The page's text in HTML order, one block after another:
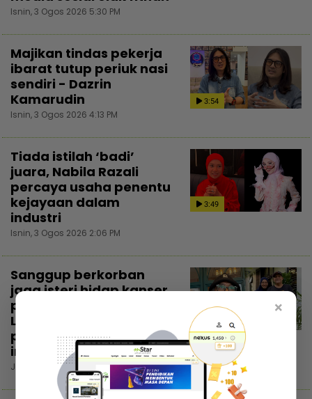
Isnin, 3 Ogos 2026 5:30 PM
3:54
Majikan tindas pekerja
ibarat tutup periuk nasi
sendiri - Dazrin
Kamarudin
Isnin, 3 Ogos 2026 4:13 PM
3:49
Tiada istilah ‘badi’
juara, Nabila Razali
percaya usaha penentu
kejayaan dalam
industri
Isnin, 3 Ogos 2026 2:06 PM
Sanggup berkorban
jaga isteri hidap kanser
payudara, Nizam
Laksamana buang
perasaan penat demi
insan tersayang
Jumaat, 31 Julai 2026 8:00 PM
×